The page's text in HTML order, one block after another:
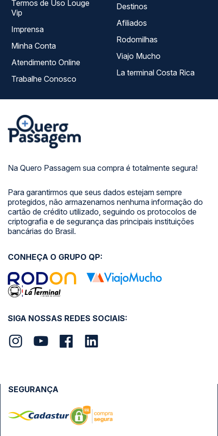
Na Quero Passagem sua compra é totalmente segura!
Para garantirmos que seus dados estejam sempre
protegidos, não armazenamos nenhuma informação do
cartão de crédito utilizado, seguindo os protocolos de
criptografia e de segurança das principais instituições
bancárias do Brasil.
Termos de Uso Louge
Vip
Imprensa
Minha Conta
Atendimento Online
Trabalhe Conosco
Destinos
Afiliados
Rodomilhas
Viajo Mucho
La terminal Costa Rica
SIGA NOSSAS REDES SOCIAIS:
CONHEÇA O GRUPO QP:
SEGURANÇA